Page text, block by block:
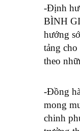
-Định
BÌNH
hướng
tảng cho
theo
-Đồng
mong
chinh